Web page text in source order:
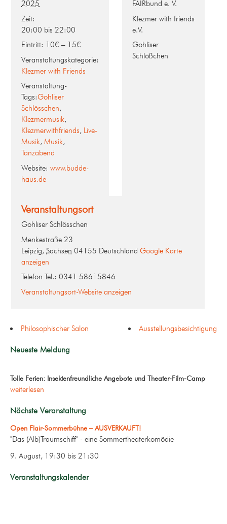
2025
Zeit:
20:00 bis 22:00
Eintritt: 10€ – 15€
Veranstaltungskategorie:
Klezmer with Friends
Veranstaltung-
Tags:Gohliser
Schlösschen,
Klezmermusik,
Klezmerwithfriends, Live-
Musik, Musik,
Tanzabend
Website: www.budde-
haus.de
Veranstaltungsort
Gohliser Schlösschen
Menkestraße 23
Leipzig, Sachsen 04155 Deutschland Google Karte
anzeigen
Telefon Tel.: 0341 58615846
Veranstaltungsort-Website anzeigen
FAIRbund e. V.
Klezmer with friends
e.V.
Gohliser
Schlößchen
Philosophischer Salon Ausstellungsbesichtigung
Neueste Meldung
Tolle Ferien: Insektenfreundliche Angebote und Theater-Film-Camp
weiterlesen
Nächste Veranstaltung
Open Flair-Sommerbühne – AUSVERKAUFT!
"Das (Alb)Traumschiff" - eine Sommertheaterkomödie
9. August, 19:30 bis 21:30
Veranstaltungskalender